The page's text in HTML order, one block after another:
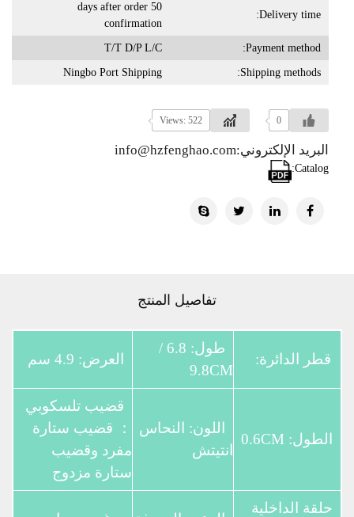
Delivery time:
50 days after order
confirmation
Payment method:
T/T D/P L/C
Shipping methods:
Ningbo Port Shipping
0
Views: 522
البريد الإلكتروني:info@hzfenghao.com
Catalog:
تفاصيل المنتج
قطر الدائرة:
طول: 6.8 /
9.8CM
العرض: 4.9 سم
الطول: 0.6CM
اللون: النحاس
انتيتش
قضيب تلسكوبي
： قضيب ستارة
مفرد وقضيب
ستارة مزدوج
حلقة الداخلية